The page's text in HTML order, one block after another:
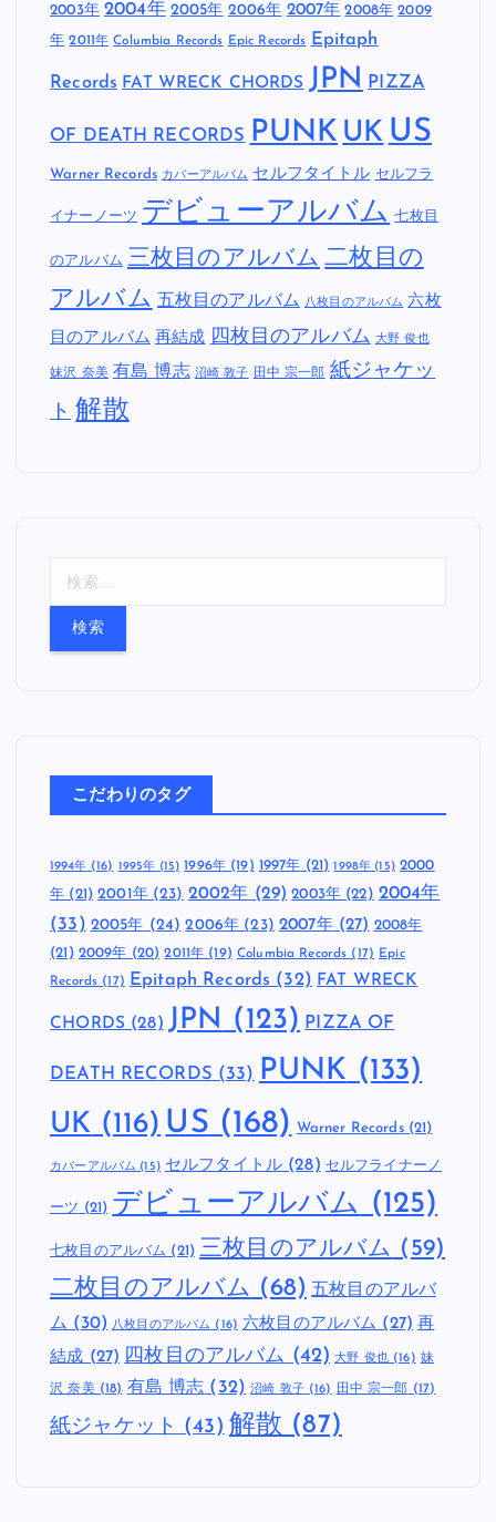
2003年 2004年 2005年 2006年 2007年 2008年 2009
年 2011年 Columbia Records Epic Records Epitaph
Records FAT WRECK CHORDS JPN PIZZA
OF DEATH RECORDS PUNK UK US
Warner Records カバーアルバム セルフタイトル セルフラ
イナーノーツ デビューアルバム 七枚目
のアルバム 三枚目のアルバム 二枚目の
アルバム 五枚目のアルバム 八枚目のアルバム 六枚
目のアルバム 再結成 四枚目のアルバム 大野 俊也
妹沢 奈美 有島 博志 沼崎 敦子 田中 宗一郎 紙ジャケッ
ト 解散
こだわりのタグ
1994年(16) 1995年 (15) 1996年(19) 1997年 (21) 1998年 (15) 2000
年 (21) 2001年(23) 2002年 (29) 2003年 (22) 2004年
(33) 2005年 (24) 2006年 (23) 2007年(27) 2008年
(21) 2009年 (20) 2011年 (19) Columbia Records (17) Epic
Records (17) Epitaph Records (32) FAT WRECK
CHORDS (28) JPN (123) PIZZA OF
DEATH RECORDS (33) PUNK (133)
UK (116) US (168) Warner Records(21)
カバーアルバム (15) セルフタイトル(28) セルフライナーノ
ーツ (21) デビューアルバム (125)
七枚目のアルバム (21) 三枚目のアルバム (59)
二枚目のアルバム (68) 五枚目のアルバ
ム (30) 八枚目のアルバム (16) 六枚目のアルバム (27) 再
結成 (27) 四枚目のアルバム (42) 大野 俊也(16) 妹
沢 奈美(18) 有島 博志 (32) 沼崎 敦子(16) 田中 宗一郎 (17)
紙ジャケット (43) 解散 (87)